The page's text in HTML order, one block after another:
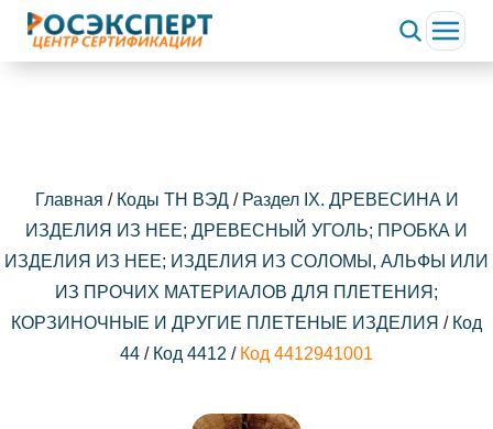
Главная / Коды ТН ВЭД/ Раздел IX. ДРЕВЕСИНА И
ИЗДЕЛИЯ ИЗ НЕЕ; ДРЕВЕСНЫЙ УГОЛЬ; ПРОБКА И
ИЗДЕЛИЯ ИЗ НЕЕ; ИЗДЕЛИЯ ИЗ СОЛОМЫ, АЛЬФЫ ИЛИ
ИЗ ПРОЧИХ МАТЕРИАЛОВ ДЛЯ ПЛЕТЕНИЯ;
КОРЗИНОЧНЫЕ И ДРУГИЕ ПЛЕТЕНЫЕ ИЗДЕЛИЯ / Код
44 / Код 4412 / Код 4412941001